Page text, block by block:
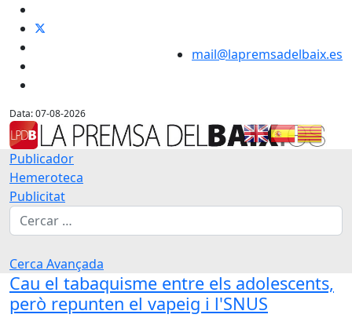
Data: 07-08-2026
mail@lapremsadelbaix.es
Publicador
Hemeroteca
Publicitat
Cerca
Cerca Avançada
Cau el tabaquisme entre els adolescents,
però repunten el vapeig i l'SNUS